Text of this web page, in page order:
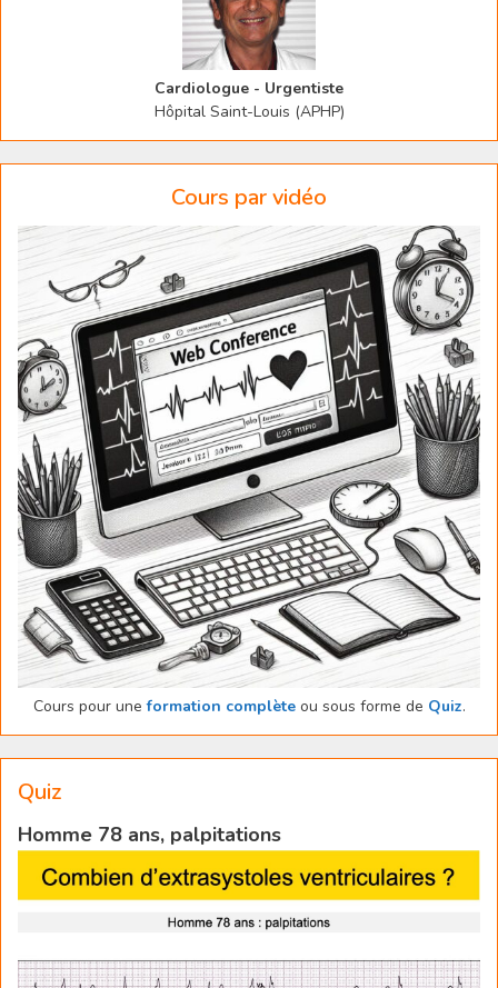
Cardiologue - Urgentiste
Hôpital Saint-Louis (APHP)
Cours par vidéo
Cours pour uneformation complèteou sous forme de Quiz.
Quiz
Homme 78 ans, palpitations